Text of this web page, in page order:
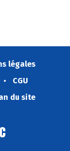
légales
CGU
du site